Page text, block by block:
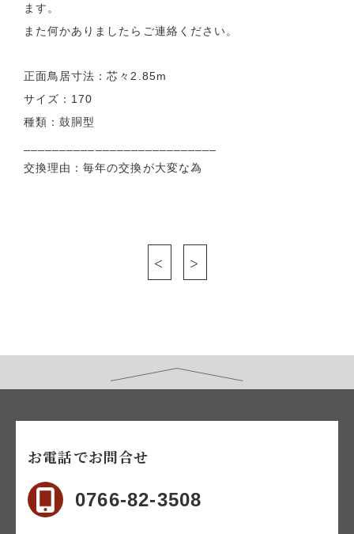
ます。
また何かありましたらご連絡ください。
正面鳥居寸法：芯々2.85m
サイズ：170
種類：鼓胴型
交換理由：毎年の交換が大変な為
< >
お電話でお問合せ
0766-82-3508